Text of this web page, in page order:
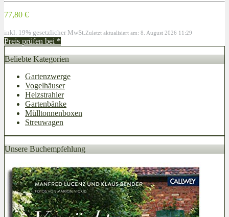
77,80 €
inkl. 19% gesetzlicher MwSt. Zuletzt aktualisiert am: 8. August 2026 11:29
Preis prüfen bei *
Beliebte Kategorien
Gartenzwerge
Vogelhäuser
Heizstrahler
Gartenbänke
Mülltonnenboxen
Streuwagen
Unsere Buchempfehlung